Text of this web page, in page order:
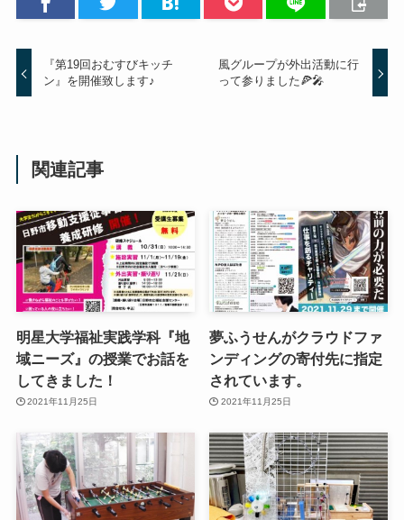
『第19回おむすびキッチ
ン』を開催致します♪
風グループが外出活動に行
って参りました🍕🎤
関連記事
明星大学福祉実践学科『地
域ニーズ』の授業でお話を
してきました！
2021年11月25日
夢ふうせんがクラウドファ
ンディングの寄付先に指定
されています。
2021年11月25日